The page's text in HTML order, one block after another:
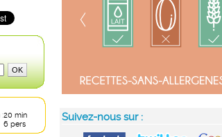
Suivez-nous sur :
:20 min
6 pers